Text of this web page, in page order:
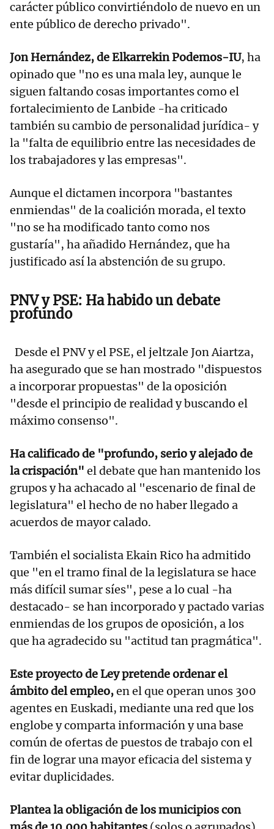
carácter público convirtiéndolo de nuevo en un
ente público de derecho privado".
Jon Hernández, de Elkarrekin Podemos-IU, ha
opinado que "no es una mala ley, aunque le
siguen faltando cosas importantes como el
fortalecimiento de Lanbide -ha criticado
también su cambio de personalidad jurídica- y
la "falta de equilibrio entre las necesidades de
los trabajadores y las empresas".
Aunque el dictamen incorpora "bastantes
enmiendas" de la coalición morada, el texto
"no se ha modificado tanto como nos
gustaría", ha añadido Hernández, que ha
justificado así la abstención de su grupo.
PNV y PSE: Ha habido un debate
profundo
Desde el PNV y el PSE, el jeltzale Jon Aiartza,
ha asegurado que se han mostrado "dispuestos
a incorporar propuestas" de la oposición
"desde el principio de realidad y buscando el
máximo consenso".
Ha calificado de "profundo, serio y alejado de
la crispación" el debate que han mantenido los
grupos y ha achacado al "escenario de final de
legislatura" el hecho de no haber llegado a
acuerdos de mayor calado.
También el socialista Ekain Rico ha admitido
que "en el tramo final de la legislatura se hace
más difícil sumar síes", pese a lo cual -ha
destacado- se han incorporado y pactado varias
enmiendas de los grupos de oposición, a los
que ha agradecido su "actitud tan pragmática".
Este proyecto de Ley pretende ordenar el
ámbito del empleo,en el que operan unos 300
agentes en Euskadi, mediante una red que los
englobe y comparta información y una base
común de ofertas de puestos de trabajo con el
fin de lograr una mayor eficacia del sistema y
evitar duplicidades.
Plantea la obligación de los municipios con